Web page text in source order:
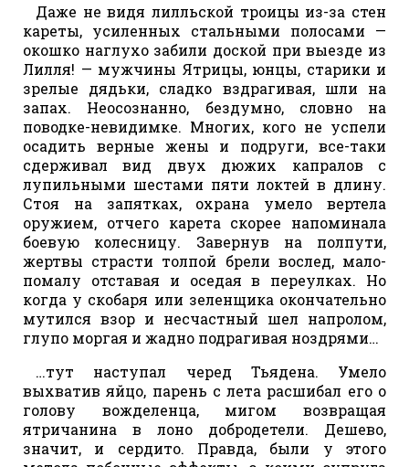
Даже не видя лилльской троицы из-за стен
кареты, усиленных стальными полосами —
окошко наглухо забили доской при выезде из
Лилля! — мужчины Ятрицы, юнцы, старики и
зрелые дядьки, сладко вздрагивая, шли на
запах. Неосознанно, бездумно, словно на
поводке-невидимке. Многих, кого не успели
осадить верные жены и подруги, все-таки
сдерживал вид двух дюжих капралов с
лупильными шестами пяти локтей в длину.
Стоя на запятках, охрана умело вертела
оружием, отчего карета скорее напоминала
боевую колесницу. Завернув на полпути,
жертвы страсти толпой брели вослед, мало-
помалу отставая и оседая в переулках. Но
когда у скобаря или зеленщика окончательно
мутился взор и несчастный шел напролом,
глупо моргая и жадно подрагивая ноздрями…
…тут наступал черед Тьядена. Умело
выхватив яйцо, парень с лета расшибал его о
голову вожделенца, мигом возвращая
ятричанина в лоно добродетели. Дешево,
значит, и сердито. Правда, были у этого